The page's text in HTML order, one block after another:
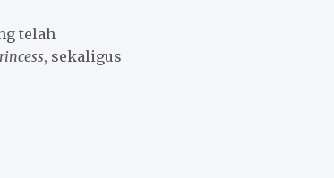
telah
, sekaligus